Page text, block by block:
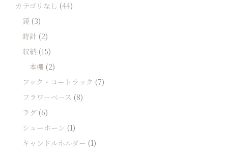
カテゴリなし (44)
鏡 (3)
時計 (2)
収納 (15)
本棚 (2)
フック・コートラック (7)
フラワーベース (8)
ラグ (6)
シューホーン (1)
キャンドルホルダー (1)